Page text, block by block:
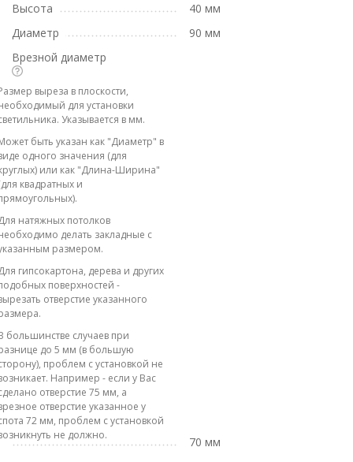
Высота
40 мм
Диаметр
90 мм
Врезной диаметр
выреза в плоскости,
для установки
Указывается в мм.
быть указан как "Диаметр" в
одного значения (для
или как "Длина-Ширина"
квадратных и
натяжных потолков
делать закладные с
размером.
гипсокартона, дерева и других
поверхностей -
отверстие указанного
большинстве случаев при
до 5 мм (в большую
проблем с установкой не
Например - если у Вас
отверстие 75 мм, а
отверстие указанное у
72 мм, проблем с установкой
не должно.
70 мм